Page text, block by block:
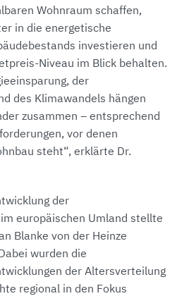
Wohnraum schaffen,
in die energetische
investieren und
Niveau im Blick behalten.
der
des Klimawandels hängen
zusammen – entsprechend
vor denen
steht“, erklärte Dr.
der
europäischen Umland stellte
Blanke von der Heinze
wurden die
der Altersverteilung
regional in den Fokus